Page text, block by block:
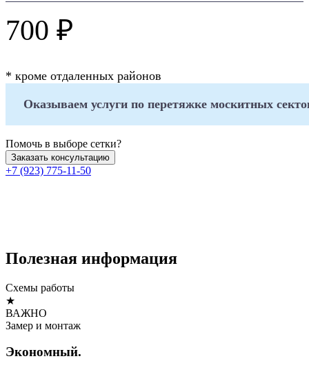
700 ₽
* кроме отдаленных районов
Оказываем услуги по перетяжке москитных
Помочь в выборе сетки?
Заказать консультацию
+7 (923) 775-11-50
Полезная информация
Cхемы работы
★
ВАЖНО
Замер и монтаж
Экономный.